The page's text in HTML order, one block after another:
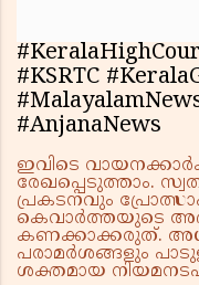
#KSRTC
#AnjanaNews
ഇവിടെ
രേഖപ്പെടുത്താം.
പ്രകടനവും
കെവാർത്തയുടെ
കണക്കാക്കരുത്.
പരാമർശങ്ങളും
ശക്തമായ